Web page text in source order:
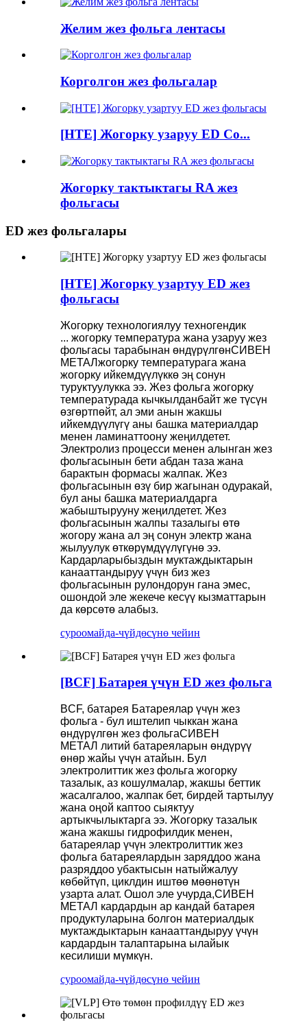
Желим жез фольга лентасы
Корголгон жез фольгалар
[HTE] Жогорку узаруу ED Co...
Жогорку тактыктагы RA жез
фольгасы
ED жез фольгалары
[HTE] Жогорку узартуу ED жез
фольгасы
Жогорку технологиялуу техногендик
... жогорку температура жана узаруу жез
фольгасы тарабынан өндүрүлгөнСИВЕН
МЕТАЛжогорку температурага жана
жогорку ийкемдүүлүккө эң сонун
туруктуулукка ээ. Жез фольга жогорку
температурада кычкылданбайт же түсүн
өзгөртпөйт, ал эми анын жакшы
ийкемдүүлүгү аны башка материалдар
менен ламинаттоону жеңилдетет.
Электролиз процесси менен алынган жез
фольгасынын бети абдан таза жана
барактын формасы жалпак. Жез
фольгасынын өзү бир жагынан одуракай,
бул аны башка материалдарга
жабыштырууну жеңилдетет. Жез
фольгасынын жалпы тазалыгы өтө
жогору жана ал эң сонун электр жана
жылуулук өткөрүмдүүлүгүнө ээ.
Кардарларыбыздын муктаждыктарын
канааттандыруу үчүн биз жез
фольгасынын рулондорун гана эмес,
ошондой эле жекече кесүү кызматтарын
да көрсөтө алабыз.
суроомайда-чүйдөсүнө чейин
[BCF] Батарея үчүн ED жез фольга
BCF, батарея Батареялар үчүн жез
фольга - бул иштелип чыккан жана
өндүрүлгөн жез фольгаСИВЕН
МЕТАЛ литий батареяларын өндүрүү
өнөр жайы үчүн атайын. Бул
электролиттик жез фольга жогорку
тазалык, аз кошулмалар, жакшы беттик
жасалгалоо, жалпак бет, бирдей тартылуу
жана оңой каптоо сыяктуу
артыкчылыктарга ээ. Жогорку тазалык
жана жакшы гидрофилдик менен,
батареялар үчүн электролиттик жез
фольга батареялардын заряддоо жана
разряддоо убактысын натыйжалуу
көбөйтүп, циклдин иштөө мөөнөтүн
узарта алат. Ошол эле учурда,СИВЕН
МЕТАЛ кардардын ар кандай батарея
продуктуларына болгон материалдык
муктаждыктарын канааттандыруу үчүн
кардардын талаптарына ылайык
кесилиши мүмкүн.
суроомайда-чүйдөсүнө чейин